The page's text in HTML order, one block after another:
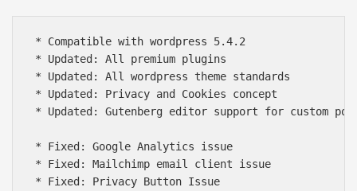
* Compatible with wordpress 5.4.2
* Updated: All premium plugins
* Updated: All wordpress theme standards
* Updated: Privacy and Cookies concept
* Updated: Gutenberg editor support for custom
* Fixed: Google Analytics issue
* Fixed: Mailchimp email client issue
* Fixed: Privacy Button Issue